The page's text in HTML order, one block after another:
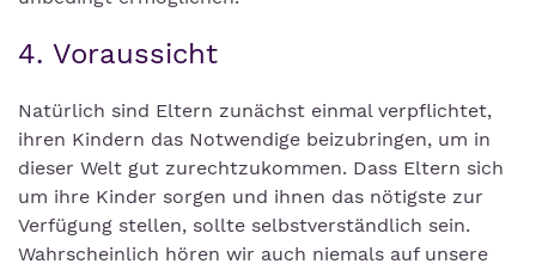
4. Voraussicht
Natürlich sind Eltern zunächst einmal verpflichtet,
ihren Kindern das Notwendige beizubringen, um in
dieser Welt gut zurechtzukommen. Dass Eltern sich
um ihre Kinder sorgen und ihnen das nötigste zur
Verfügung stellen, sollte selbstverständlich sein.
Wahrscheinlich hören wir auch niemals auf unsere